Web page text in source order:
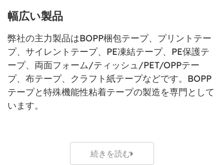
幅広い製品
弊社の主力製品はBOPP梱包テープ、プリントテー
プ、サイレントテープ、PE凍結テープ、PE保護テ
ープ、両面フォーム/ティッシュ/PET/OPPテー
プ、布テープ、クラフト紙テープなどです。BOPP
テープと特殊機能性粘着テープの製造を専門として
います。
続きを読む